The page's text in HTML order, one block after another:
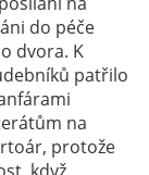
do péče
dvora. K
patřilo
na
protože